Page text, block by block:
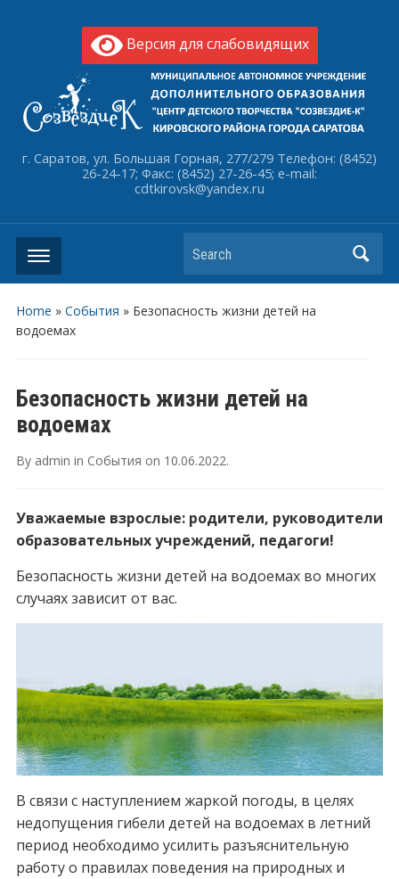
Версия для слабовидящих
г. Саратов, ул. Большая Горная, 277/279 Телефон: (8452)
26-24-17; Факс: (8452) 27-26-45; e-mail:
cdtkirovsk@yandex.ru
Search
Home » События » Безопасность жизни детей на
водоемах
Безопасность жизни детей на
водоемах
By admin in События on 10.06.2022.
Уважаемые взрослые: родители, руководители
образовательных учреждений, педагоги!
Безопасность жизни детей на водоемах во многих
случаях зависит от вас.
В связи с наступлением жаркой погоды, в целях
недопущения гибели детей на водоемах в летний
период необходимо усилить разъяснительную
работу о правилах поведения на природных и